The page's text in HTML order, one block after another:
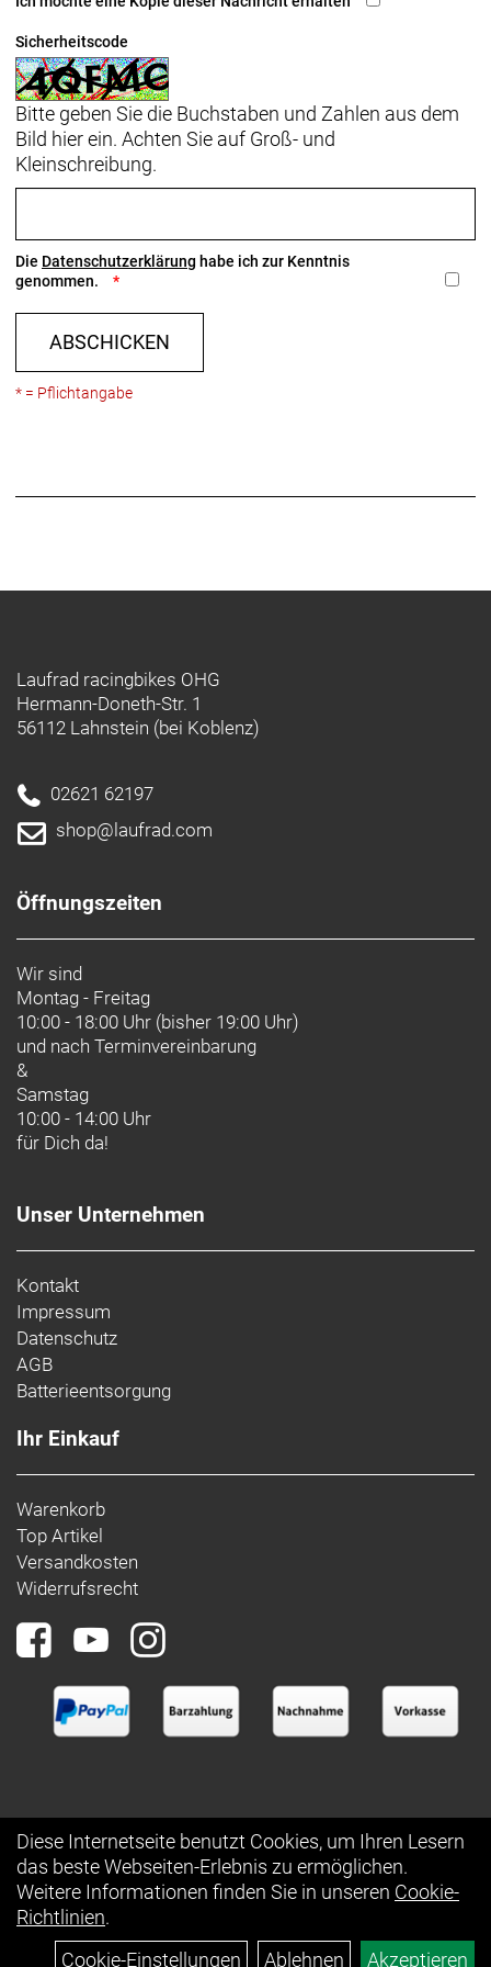
Gewicht ca. 25 kg
Zulässiges Gesamtgewicht ca. 125 kg
Herstellerdaten gem. GPSR
Marke HNF Nicolai:
Bahnhofstrasse 14
16359 Biesenthal
E-Mail: info@hnf-bikes.com
www.hnf-bikes.com
Sicherheitscode
Bitte geben Sie die Buchstaben und Zahlen aus dem
Bild hier ein. Achten Sie auf Groß- und
Kleinschreibung.
Die Datenschutzerklärung habe ich zur Kenntnis
genommen.
ABSCHICKEN
* = Pflichtangabe
Laufrad racingbikes OHG
Hermann-Doneth-Str. 1
56112 Lahnstein (bei Koblenz)
02621 62197
shop@laufrad.com
Öffnungszeiten
Wir sind
Montag - Freitag
10:00 - 18:00 Uhr (bisher 19:00 Uhr)
und nach Terminvereinbarung
&
Samstag
10:00 - 14:00 Uhr
für Dich da!
Unser Unternehmen
Kontakt
Impressum
Datenschutz
AGB
Batterieentsorgung
Ihr Einkauf
Warenkorb
Top Artikel
Versandkosten
Widerrufsrecht
Diese Internetseite benutzt Cookies, um Ihren Lesern
das beste Webseiten-Erlebnis zu ermöglichen.
Weitere Informationen finden Sie in unseren Cookie-
Richtlinien.
Cookie-Einstellungen
Ablehnen Akzeptieren
Auftrag widerrufen